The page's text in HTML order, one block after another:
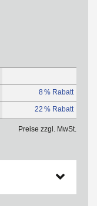
8 % Rabatt
22 % Rabatt
Preise zzgl. MwSt.